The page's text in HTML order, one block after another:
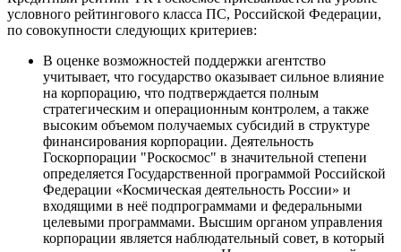
условного рейтингового класса ПС, Российской Федерации,
по совокупности следующих критериев:
В оценке возможностей поддержки агентство
учитывает, что государство оказывает сильное влияние
на корпорацию, что подтверждается полным
стратегическим и операционным контролем, а также
высоким объемом получаемых субсидий в структуре
финансирования корпорации. Деятельность
Госкорпорации "Роскосмос" в значительной степени
определяется Государственной программой Российской
Федерации «Космическая деятельность России» и
входящими в неё подпрограммами и федеральными
целевыми программами. Высшим органом управления
корпорации является наблюдательный совет, в который